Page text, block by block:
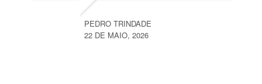
PEDRO TRINDADE
22 DE MAIO, 2026